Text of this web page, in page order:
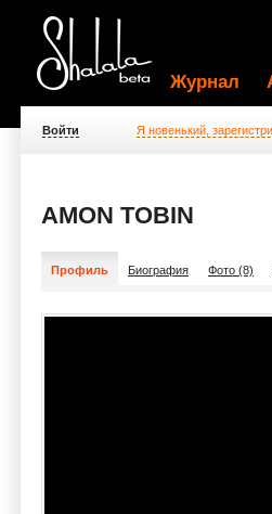
Журнал
Войти Я новенький,
AMON TOBIN
Профиль Биография Фото (8)